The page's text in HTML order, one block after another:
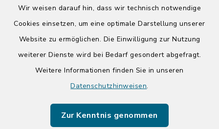
Wir weisen darauf hin, dass wir technisch notwendige
Cookies einsetzen, um eine optimale Darstellung unserer
Website zu ermöglichen. Die Einwilligung zur Nutzung
weiterer Dienste wird bei Bedarf gesondert abgefragt.
Weitere Informationen finden Sie in unseren
Datenschutzhinweisen.
Zur Kenntnis genommen
Barrierefreiheit
Impressum